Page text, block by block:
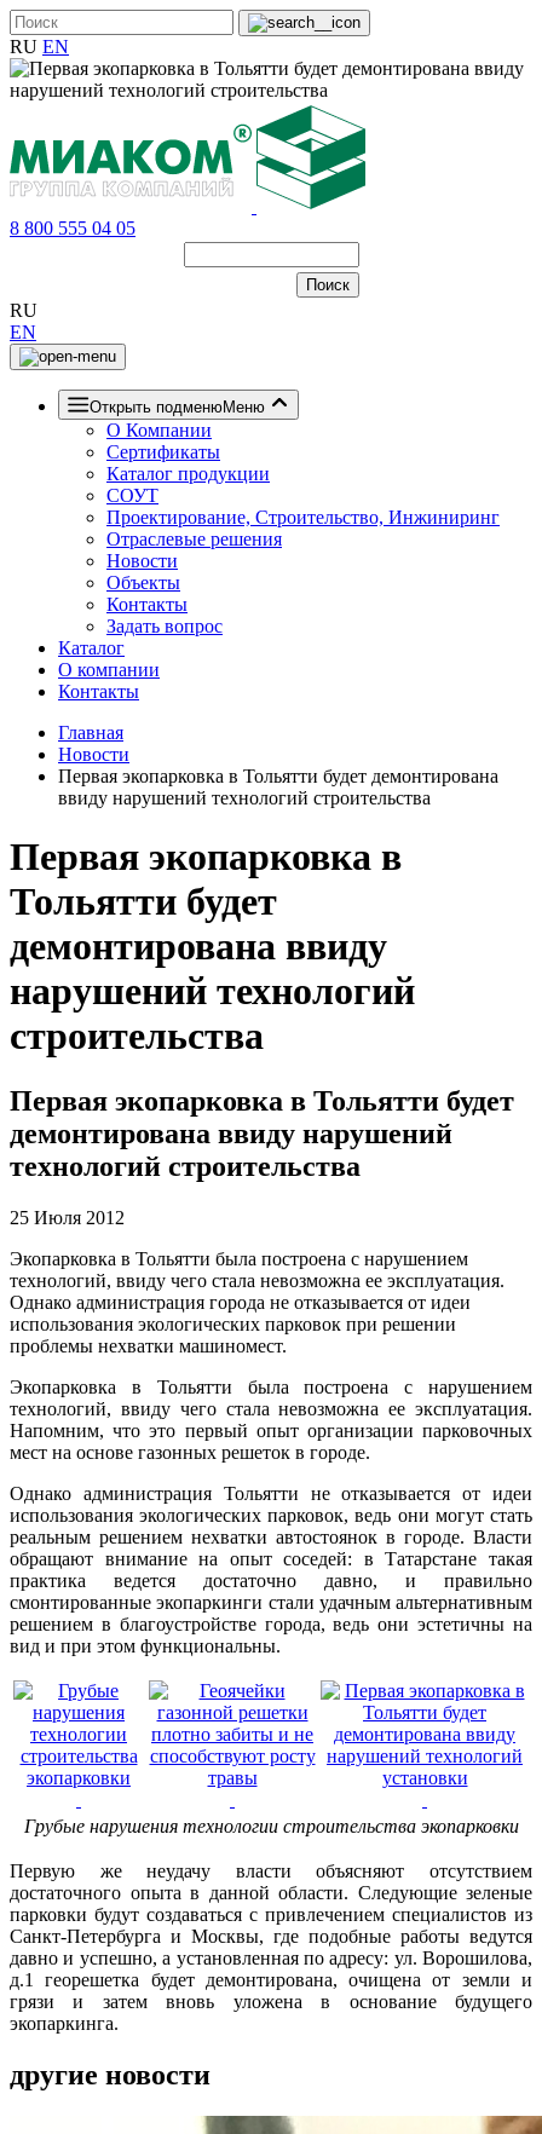
RU EN
8 800 555 04 05
RU
EN
Открыть подменюМеню
О Компании
Сертификаты
Каталог продукции
СОУТ
Проектирование, Строительство, Инжиниринг
Отраслевые решения
Новости
Объекты
Контакты
Задать вопрос
Каталог
О компании
Контакты
Главная
Новости
Первая экопарковка в Тольятти будет демонтирована
ввиду нарушений технологий строительства
Первая экопарковка в
Тольятти будет
демонтирована ввиду
нарушений технологий
строительства
Первая экопарковка в Тольятти будет
демонтирована ввиду нарушений
технологий строительства
25 Июля 2012
Экопарковка в Тольятти была построена с нарушением
технологий, ввиду чего стала невозможна ее эксплуатация.
Однако администрация города не отказывается от идеи
использования экологических парковок при решении
проблемы нехватки машиномест.
Экопарковка в Тольятти была построена с нарушением
технологий, ввиду чего стала невозможна ее эксплуатация.
Напомним, что это первый опыт организации парковочных
мест на основе газонных решеток в городе.
Однако администрация Тольятти не отказывается от идеи
использования экологических парковок, ведь они могут стать
реальным решением нехватки автостоянок в городе. Власти
обращают внимание на опыт соседей: в Татарстане такая
практика ведется достаточно давно, и правильно
смонтированные экопаркинги стали удачным альтернативным
решением в благоустройстве города, ведь они эстетичны на
вид и при этом функциональны.
Грубые нарушения технологии строительства экопарковки
Первую же неудачу власти объясняют отсутствием
достаточного опыта в данной области. Следующие зеленые
парковки будут создаваться с привлечением специалистов из
Санкт-Петербурга и Москвы, где подобные работы ведутся
давно и успешно, а установленная по адресу: ул. Ворошилова,
д.1 георешетка будет демонтирована, очищена от земли и
грязи и затем вновь уложена в основание будущего
экопаркинга.
другие новости